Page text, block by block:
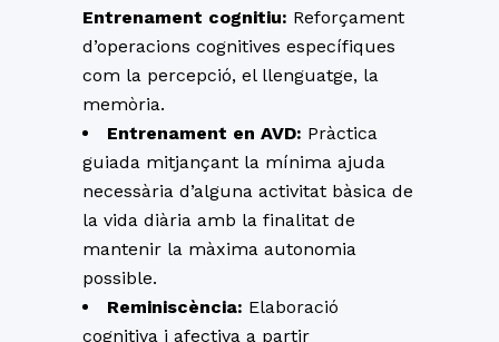
Entrenament cognitiu: Reforçament
d’operacions cognitives específiques
com la percepció, el llenguatge, la
memòria.
Entrenament en AVD: Pràctica
guiada mitjançant la mínima ajuda
necessària d’alguna activitat bàsica de
la vida diària amb la finalitat de
mantenir la màxima autonomia
possible.
Reminiscència: Elaboració
cognitiva i afectiva a partir